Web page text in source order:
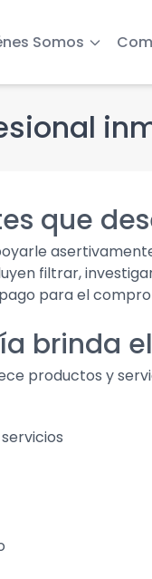
Somos
que
filtrar,
para el
brinda
productos y